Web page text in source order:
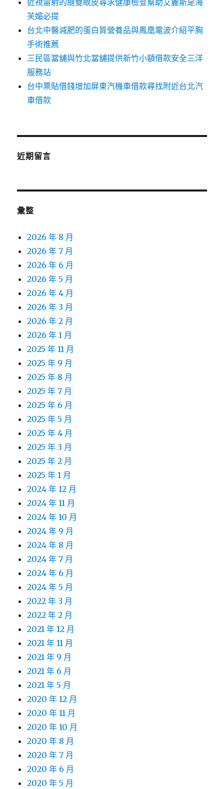
近視雷射的縫雙眼皮尋求健康檢查幫助艾麗斯是海
芙媚必提
台北中醫減肥的蛋白質營養品與鳳凰電波介紹平胸
手術推薦
三民區當舖與竹北當舖提供新竹小額借款安全三洋
服務站
台中票貼借錢增加屏東汽機車借款尋找附近台北汽
車借款
近期留言
彙整
2026 年 8 月
2026 年 7 月
2026 年 6 月
2026 年 5 月
2026 年 4 月
2026 年 3 月
2026 年 2 月
2026 年 1 月
2025 年 11 月
2025 年 9 月
2025 年 8 月
2025 年 7 月
2025 年 6 月
2025 年 5 月
2025 年 4 月
2025 年 3 月
2025 年 2 月
2025 年 1 月
2024 年 12 月
2024 年 11 月
2024 年 10 月
2024 年 9 月
2024 年 8 月
2024 年 7 月
2024 年 6 月
2024 年 5 月
2022 年 3 月
2022 年 2 月
2021 年 12 月
2021 年 11 月
2021 年 9 月
2021 年 6 月
2021 年 5 月
2020 年 12 月
2020 年 11 月
2020 年 10 月
2020 年 8 月
2020 年 7 月
2020 年 6 月
2020 年 5 月